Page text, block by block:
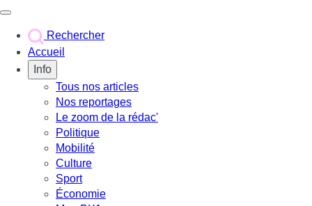
Rechercher
Accueil
Info
Tous nos articles
Nos reportages
Le zoom de la rédac'
Politique
Mobilité
Culture
Sport
Économie